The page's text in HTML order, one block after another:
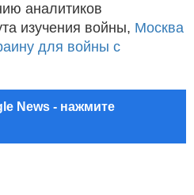
аналитиков
изучения войны, Москва
для войны с
News - нажмите